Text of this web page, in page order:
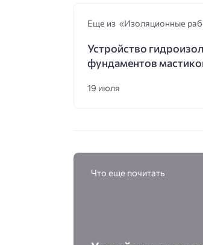
Еще из «Изоляционные
Устройство
фундаментов
19 июля
Что еще почитать